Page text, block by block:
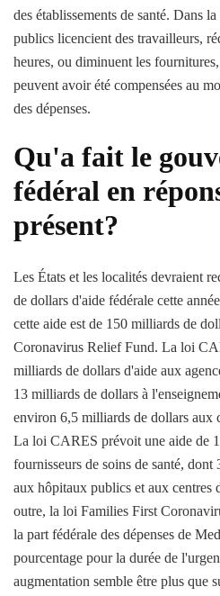
des établissements de santé. Dans
publics licencient des travailleurs,
heures, ou diminuent les
peuvent avoir été compensées au
des dépenses.
Qu'a fait le
fédéral en
présent?
Les États et les localités devraient
de dollars d'aide fédérale cette
cette aide est de 150 milliards de
Coronavirus Relief Fund. La loi
milliards de dollars d'aide aux
13 milliards de dollars à
environ 6,5 milliards de dollars aux
La loi CARES prévoit une aide de
fournisseurs de soins de santé,
aux hôpitaux publics et aux centres
outre, la loi Families First
la part fédérale des dépenses de
pourcentage pour la durée de
augmentation semble être plus que